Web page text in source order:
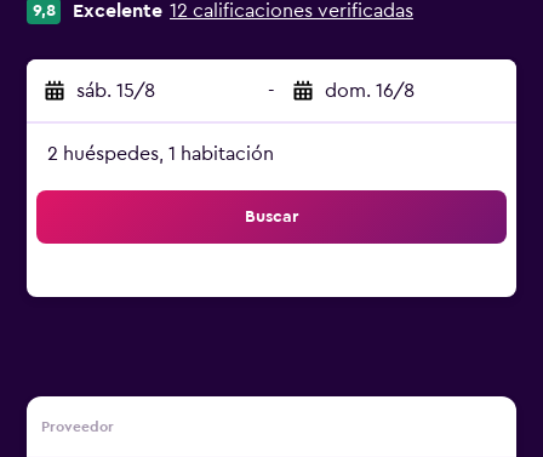
9,8 Excelente 12 calificaciones verificadas
sáb. 15/8 - dom. 16/8
2 huéspedes, 1 habitación
Buscar
Proveedor